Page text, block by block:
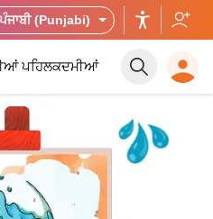
ਪੰਜਾਬੀ (Punjabi)
ਪਹਿਲਕਦਮੀਆਂ